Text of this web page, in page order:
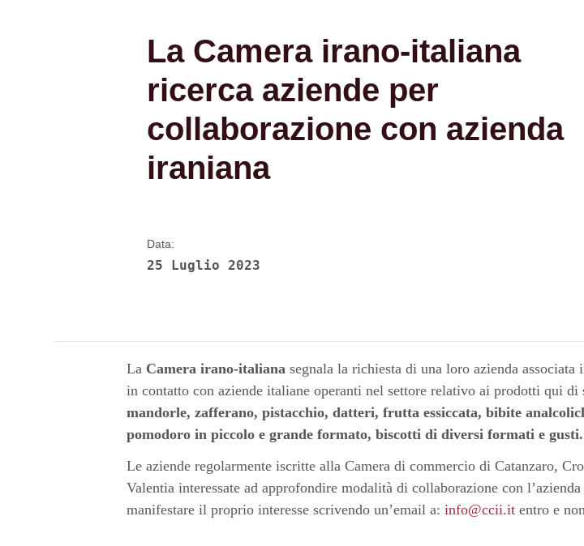
La Camera irano-italiana
ricerca aziende per
collaborazione con azienda
iraniana
Data:
25 Luglio 2023
La Camera irano-italiana segnala la richiesta di una loro azienda associata
in contatto con aziende italiane operanti nel settore relativo ai prodotti qui di
mandorle, zafferano, pistacchio, datteri, frutta essiccata, bibite
pomodoro in piccolo e grande formato, biscotti di diversi formati e gusti.
Le aziende regolarmente iscritte alla Camera di commercio di Catanzaro,
Valentia interessate ad approfondire modalità di collaborazione con
manifestare il proprio interesse scrivendo un’email a: info@ccii.itentro e